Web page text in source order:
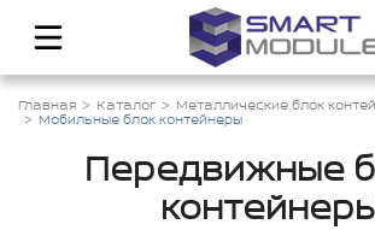
Главная Каталог
Металлические блок
Мобильные блок контейнеры
Передвижные